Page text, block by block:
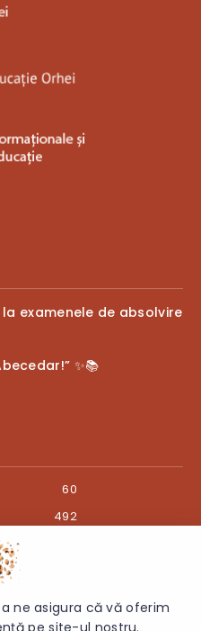
examenele de absolvire
✨📚
60
492
ne asigura că vă oferim
pe site-ul nostru.